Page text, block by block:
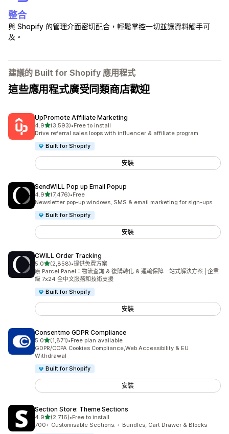
整合
與 Shopify 的管理介面密切配合，輕鬆掌控一切並讓資料觸手可
及。
建議的 Built for Shopify 應用程式
這些應用程式廣受同類商店歡迎
UpPromote Affiliate Marketing
4.9滿分 5 顆星
(3,593)
共有 3593 則評價
•Free to install
Drive referral sales loops with influencer & affiliate program
Built for Shopify
安裝
SendWILL Pop up Email Popup
4.9滿分 5 顆星
(7,476)
共有 7476 則評價
•Free
Newsletter pop-up windows, SMS & email marketing for sign-ups
Built for Shopify
安裝
CWILL Order Tracking
5.0滿分 5 顆星
(2,858)
共有 2858 則評價
•提供免費方案
原 Parcel Panel：物流查詢 & 復購轉化 & 運輸保障一站式解決方案 | 企業
級 7x24 全中文服務和技術支援
Built for Shopify
安裝
Consentmo GDPR Compliance
5.0滿分 5 顆星
(1,871)
共有 1871 則評價
•Free plan available
GDPR/CCPA Cookies Compliance,Web Accessibility & EU
Withdrawal
Built for Shopify
安裝
Section Store: Theme Sections
4.9滿分 5 顆星
(2,716)
共有 2716 則評價
•Free to install
700+ Customisable Sections. + Bundles, Cart Drawer & Blocks